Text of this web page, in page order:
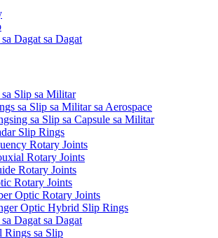
Dagat sa Dagat
Slip sa Militar
sa Slip sa Militar sa Aerospace
sa Slip sa Capsule sa Militar
Slip Rings
Rotary Joints
Rotary Joints
Rotary Joints
Rotary Joints
Optic Rotary Joints
Optic Hybrid Slip Rings
Dagat sa Dagat
Rings sa Slip